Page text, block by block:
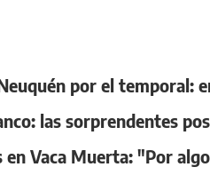
por el temporal:
las sorprendentes
Vaca Muerta: "Por